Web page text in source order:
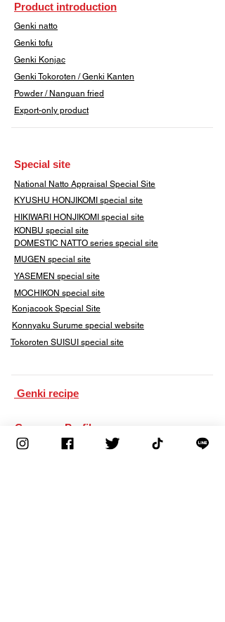
Product introduction
Genki natto
Genki tofu
Genki Konjac
Genki Tokoroten / Genki Kanten
​Powder / Nanguan fried
Export-only product
​Special site
​National Natto Appraisal Special Site
KYUSHU HONJIKOMI special site
HIKIWARI HONJIKOMI special site
KONBU special site
DOMESTIC NATTO series special site
MUGEN special site
YASEMEN special site
​MOCHIKON special site
Konjacook Special Site
Konnyaku Surume special website
​Tokoroten SUISUI special site
​ Genki recipe
Company Profile
Corporate philosophy